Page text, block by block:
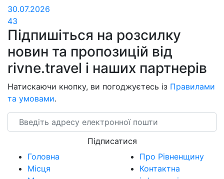
30.07.2026
43
Підпишіться на розсилку
новин та пропозицій від
rivne.travel і наших партнерів
Натискаючи кнопку, ви погоджуєтесь із Правилами
та умовами.
Email
Підписатися
Головна
Місця
Про Рівненщину
Контактна